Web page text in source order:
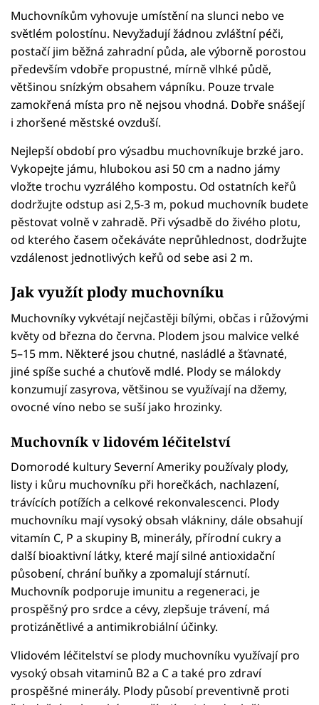
Muchovníkům vyhovuje umístění na slunci nebo ve
světlém polostínu. Nevyžadují žádnou zvláštní péči,
postačí jim běžná zahradní půda, ale výborně porostou
především vdobře propustné, mírně vlhké půdě,
většinou snízkým obsahem vápníku. Pouze trvale
zamokřená místa pro ně nejsou vhodná. Dobře snášejí
i zhoršené městské ovzduší.
Nejlepší období pro výsadbu muchovníkuje brzké jaro.
Vykopejte jámu, hlubokou asi 50 cm a nadno jámy
vložte trochu vyzrálého kompostu. Od ostatních keřů
dodržujte odstup asi 2,5-3 m, pokud muchovník budete
pěstovat volně v zahradě. Při výsadbě do živého plotu,
od kterého časem očekáváte neprůhlednost, dodržujte
vzdálenost jednotlivých keřů od sebe asi 2 m.
Jak využít plody muchovníku
Muchovníky vykvétají nejčastěji bílými, občas i růžovými
květy od března do června. Plodem jsou malvice velké
5–15 mm. Některé jsou chutné, nasládlé a šťavnaté,
jiné spíše suché a chuťově mdlé. Plody se málokdy
konzumují zasyrova, většinou se využívají na džemy,
ovocné víno nebo se suší jako hrozinky.
Muchovník v lidovém léčitelství
Domorodé kultury Severní Ameriky používaly plody,
listy i kůru muchovníku při horečkách, nachlazení,
trávících potížích a celkové rekonvalescenci. Plody
muchovníku mají vysoký obsah vlákniny, dále obsahují
vitamín C, P a skupiny B, minerály, přírodní cukry a
další bioaktivní látky, které mají silné antioxidační
působení, chrání buňky a zpomalují stárnutí.
Muchovník podporuje imunitu a regeneraci, je
prospěšný pro srdce a cévy, zlepšuje trávení, má
protizánětlivé a antimikrobiální účinky.
Vlidovém léčitelství se plody muchovníku využívají pro
vysoký obsah vitaminů B2 a C a také pro zdraví
prospěšné minerály. Plody působí preventivně proti